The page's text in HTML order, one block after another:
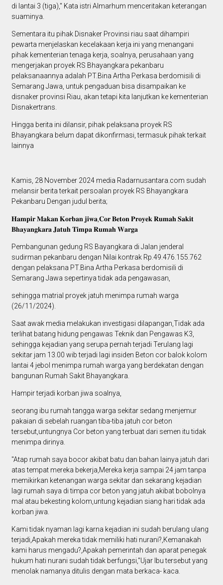
di lantai 3 (tiga)," Kata istri Almarhum menceritakan keterangan
suaminya.
Sementara itu pihak Disnaker Provinsi riau saat dihampiri
pewarta menjelaskan kecelakaan kerja ini yang menangani
pihak kementerian tenaga kerja, soalnya, perusahaan yang
mengerjakan proyek RS Bhayangkara pekanbaru
pelaksanaannya adalah PT.Bina Artha Perkasa berdomisili di
Semarang Jawa, untuk pengaduan bisa disampaikan ke
disnaker provinsi Riau, akan tetapi kita lanjutkan ke kementerian
Disnakertrans.
Hingga berita ini dilansir, pihak pelaksana proyek RS
Bhayangkara belum dapat dikonfirmasi, termasuk pihak terkait
lainnya
Kamis, 28 November 2024 media Radarnusantara.com sudah
melansir berita terkait persoalan proyek RS Bhayangkara
Pekanbaru Dengan judul berita;
𝐇𝐚𝐦𝐩𝐢𝐫 𝐌𝐚𝐤𝐚𝐧 𝐊𝐨𝐫𝐛𝐚𝐧 𝐣𝐢𝐰𝐚,𝐂𝐨𝐫 𝐁𝐞𝐭𝐨𝐧 𝐏𝐫𝐨𝐲𝐞𝐤 𝐑𝐮𝐦𝐚𝐡 𝐒𝐚𝐤𝐢𝐭
𝐁𝐡𝐚𝐲𝐚𝐧𝐠𝐤𝐚𝐫𝐚 𝐉𝐚𝐭𝐮𝐡 𝐓𝐢𝐦𝐩𝐚 𝐑𝐮𝐦𝐚𝐡 𝐖𝐚𝐫𝐠𝐚
Pembangunan gedung RS Bayangkara di Jalan jenderal
sudirman pekanbaru dengan Nilai kontrak Rp.49.476.155.762
dengan pelaksana PT.Bina Artha Perkasa berdomisili di
Semarang Jawa sepertinya tidak ada pengawasan,
sehingga matrial proyek jatuh menimpa rumah warga
(26/11/2024).
Saat awak media melakukan investigasi dilapangan,Tidak ada
terlihat batang hidung pengawas Teknik dan Pengawas K3,
sehingga kejadian yang serupa pernah terjadi Terulang lagi
sekitar jam 13.00 wib terjadi lagi insiden Beton cor balok kolom
lantai 4 jebol menimpa rumah warga yang berdekatan dengan
bangunan Rumah Sakit Bhayangkara.
Hampir terjadi korban jiwa soalnya,
seorang ibu rumah tangga warga sekitar sedang menjemur
pakaian di sebelah ruangan tiba-tiba jatuh cor beton
tersebut,untungnya Cor beton yang terbuat dari semen itu tidak
menimpa dirinya.
"Atap rumah saya bocor akibat batu dan bahan lainya jatuh dari
atas tempat mereka bekerja,Mereka kerja sampai 24 jam tanpa
memikirkan ketenangan warga sekitar dan sekarang kejadian
lagi rumah saya di timpa cor beton yang jatuh akibat bobolnya
mal atau bekesting kolom,untung kejadian siang hari tidak ada
korban jiwa.
Kami tidak nyaman lagi karna kejadian ini sudah berulang ulang
terjadi,Apakah mereka tidak memiliki hati nurani?,Kemanakah
kami harus mengadu?,Apakah pemerintah dan aparat penegak
hukum hati nurani sudah tidak berfungsi,"Ujar Ibu tersebut yang
menolak namanya ditulis dengan mata berkaca- kaca.